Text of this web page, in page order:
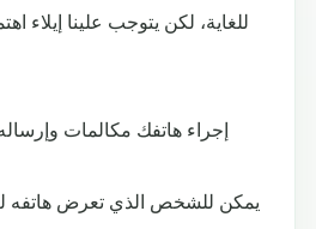
للغاية، لكن يتوجب علينا إيلاء
7- إجراء هاتفك مكالمات
يمكن للشخص الذي تعرض هاتفه